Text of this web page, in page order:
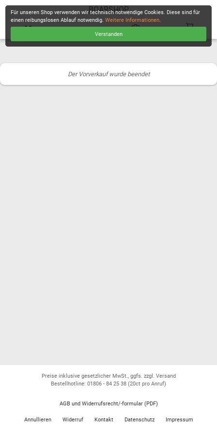
BOARSHOP
Der Vorverkauf wurde beendet
Für unseren Shop verwenden wir technisch notwendige Cookies. Diese sind für
einen reibungslosen Ablauf notwendig.Weitere Informationen.
Verstanden
Preise inklusive gesetzlicher MwSt., ggfs. zzgl. Versand
Bestellhotline: 01806 - 84 25 38 (20ct pro Anruf)
AGB und Widerrufsrecht/-formular (PDF)
Annullieren Widerruf Kontakt Datenschutz Impressum